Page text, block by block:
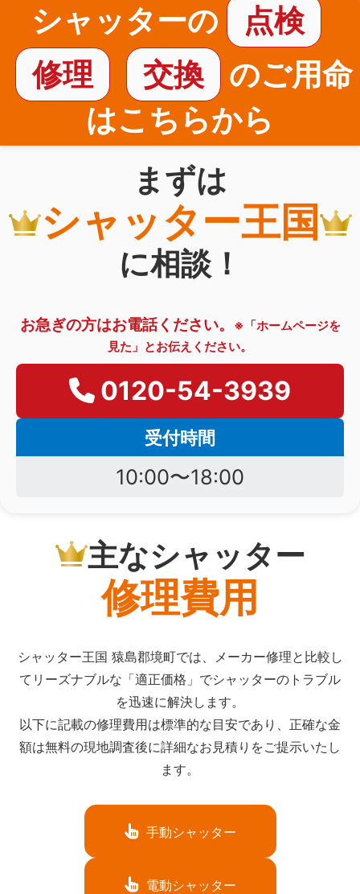
シャッターの
点検
修理
交換
のご用命
はこちらから
まずは
シャッター王国
に相談！
お急ぎの方はお電話ください。
※「ホームページを
見た」とお伝えください。
0120-54-3939
受付時間
10:00〜18:00
主なシャッター
修理費用
シャッター王国 猿島郡境町では、メーカー修理と比較し
てリーズナブルな「適正価格」でシャッターのトラブル
を迅速に解決します。
以下に記載の修理費用は標準的な目安であり、正確な金
額は無料の現地調査後に詳細なお見積りをご提示いたし
ます。
手動シャッター
電動シャッター